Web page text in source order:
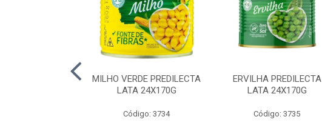
MILHO VERDE PREDILECTA
LATA 24X170G
Código: 3734
ERVILHA PREDILECTA
LATA 24X170G
Código: 3735